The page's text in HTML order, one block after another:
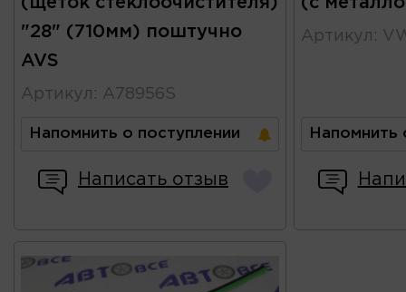
"28" (710мм) поштучно
AVS
Артикул : A78956S
Напомнить о поступлении
Написать отзыв
Артикул :
Напомнить